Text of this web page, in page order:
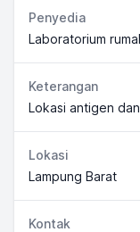
Penyedia
Laboratorium
Keterangan
Lokasi antigen dan
Lokasi
Lampung Barat
Kontak